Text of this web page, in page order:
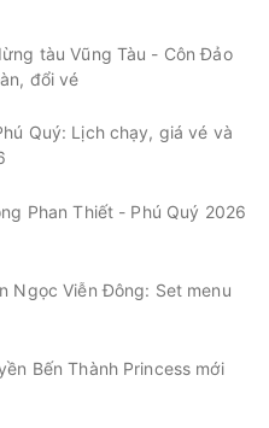
tàu Vũng Tàu - Côn Đảo
đổi vé
Quý: Lịch chạy, giá vé và
Phan Thiết - Phú Quý 2026
Ngọc Viễn Đông: Set menu
Bến Thành Princess mới